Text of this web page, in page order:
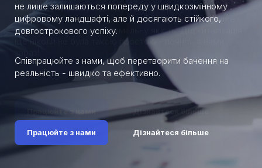
не лише залишаються попереду у швидкозмінному
цифровому ландшафті, але й досягають стійкого,
довгострокового успіху.
Співпрацюйте з нами, щоб перетворити бачення на
реальність - швидко та ефективно.
Працюйте з нами Дізнайтеся більше